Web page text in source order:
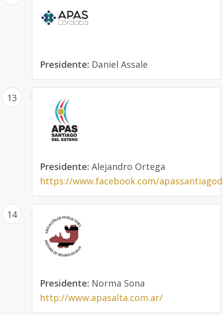
Presidente: Daniel Assale
13
Presidente: Alejandro Ortega
https://www.facebook.com/
14
Presidente: Norma Sona
http://www.apasalta.com.ar/